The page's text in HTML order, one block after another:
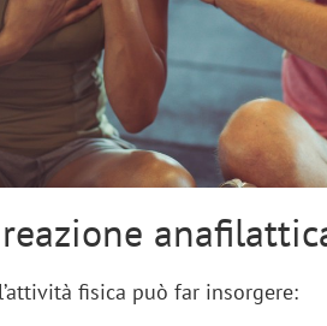
fisica può far insorgere: